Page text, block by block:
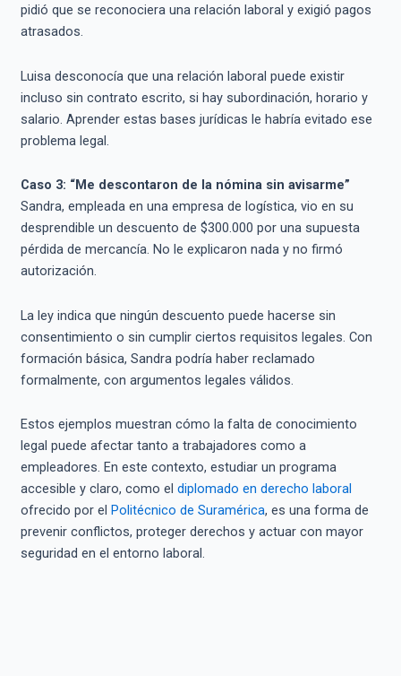
pidió que se reconociera una relación laboral y exigió pagos
atrasados.
Luisa desconocía que una relación laboral puede existir
incluso sin contrato escrito, si hay subordinación, horario y
salario. Aprender estas bases jurídicas le habría evitado ese
problema legal.
Caso 3: “Me descontaron de la nómina sin avisarme”
Sandra, empleada en una empresa de logística, vio en su
desprendible un descuento de $300.000 por una supuesta
pérdida de mercancía. No le explicaron nada y no firmó
autorización.
La ley indica que ningún descuento puede hacerse sin
consentimiento o sin cumplir ciertos requisitos legales. Con
formación básica, Sandra podría haber reclamado
formalmente, con argumentos legales válidos.
Estos ejemplos muestran cómo la falta de conocimiento
legal puede afectar tanto a trabajadores como a
empleadores. En este contexto, estudiar un programa
accesible y claro, como el diplomado en derecho laboral
ofrecido por el Politécnico de Suramérica, es una forma de
prevenir conflictos, proteger derechos y actuar con mayor
seguridad en el entorno laboral.